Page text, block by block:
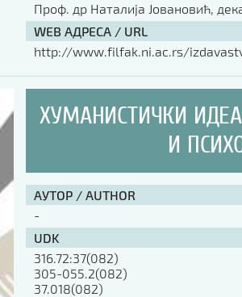
Проф. др Наталија Јовановић,
WEB АДРЕСА / URL
http://www.filfak.ni.ac.rs/
ХУМАНИСТИЧКИ
И
АУТОР / AUTHOR
-
UDK
316.72:37(082)
305-055.2(082)
37.018(082)